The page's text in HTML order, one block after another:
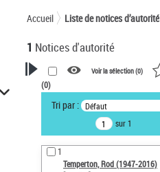
Accueil Liste de notices d’autorité
1 Notices d'autorité
VOTRE RECHERCHE
Recherche avancée dans les
notices d’autorité
Œuvres liées à l'auteur :
Temperton, Rod (1947-2016)
Voir la sélection (0)
(0)
Tri par : Défaut
sur 1
1
Temperton, Rod (1947-2016)